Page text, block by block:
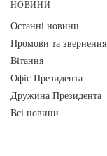
НОВИНИ
Останні новини
Промови та звернення
Вiтання
Офіс Президента
Дружина Президента
Всі новини